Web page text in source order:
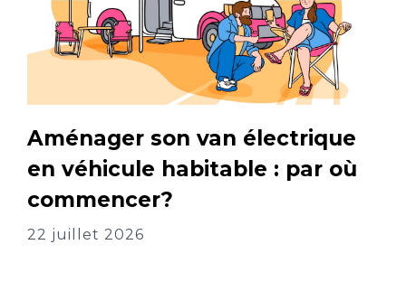
Aménager son van électrique
en véhicule habitable : par où
commencer?
22 juillet 2026